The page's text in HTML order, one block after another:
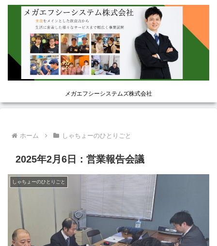
メガエフシーシステムズ株式会社
ホーム しゃちょーのひとりごと
2025年2月6日：営業報告会議
しゃちょーのひとりごと